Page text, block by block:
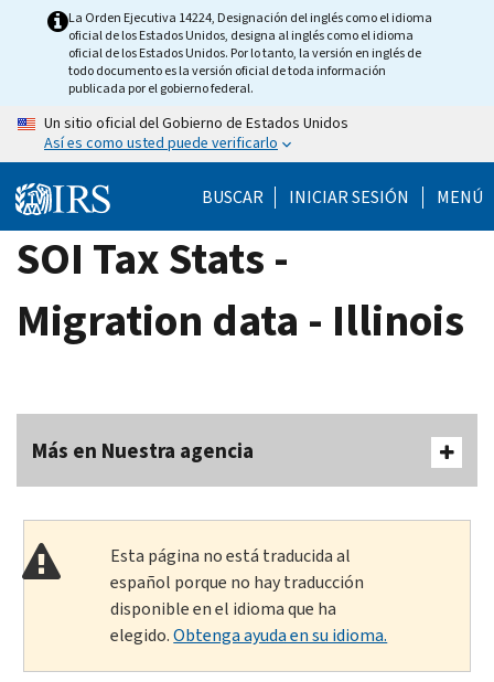
La Orden Ejecutiva 14224, Designación del inglés como el idioma
oficial de los Estados Unidos, designa al inglés como el idioma
oficial de los Estados Unidos. Por lo tanto, la versión en inglés de
todo documento es la versión oficial de toda información
publicada por el gobierno federal.
Un sitio oficial del Gobierno de Estados Unidos
Así es como usted puede verificarlo
BUSCAR INICIAR SESIÓN MENÚ
SOI Tax Stats -
Migration data - Illinois
Más en Nuestra agencia
Esta página no está traducida al
español porque no hay traducción
disponible en el idioma que ha
elegido.Obtenga ayuda en su idioma.